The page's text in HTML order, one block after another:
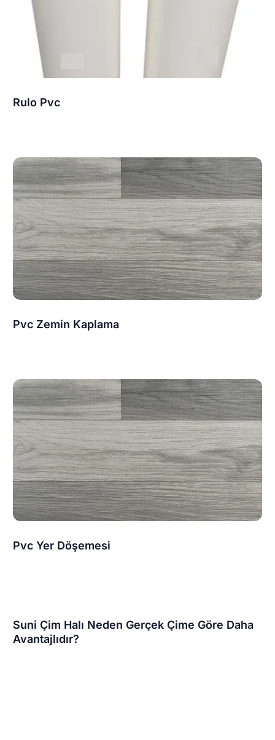
Rulo Pvc
Pvc Zemin Kaplama
Pvc Yer Döşemesi
Suni Çim Halı Neden Gerçek Çime Göre Daha
Avantajlıdır?